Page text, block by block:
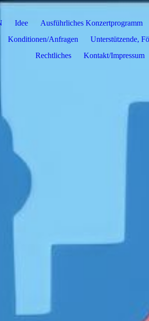
Idee Ausführliches Konzertprogramm
Konditionen/Anfragen Unterstützende,
Rechtliches
Kontakt/Impressum